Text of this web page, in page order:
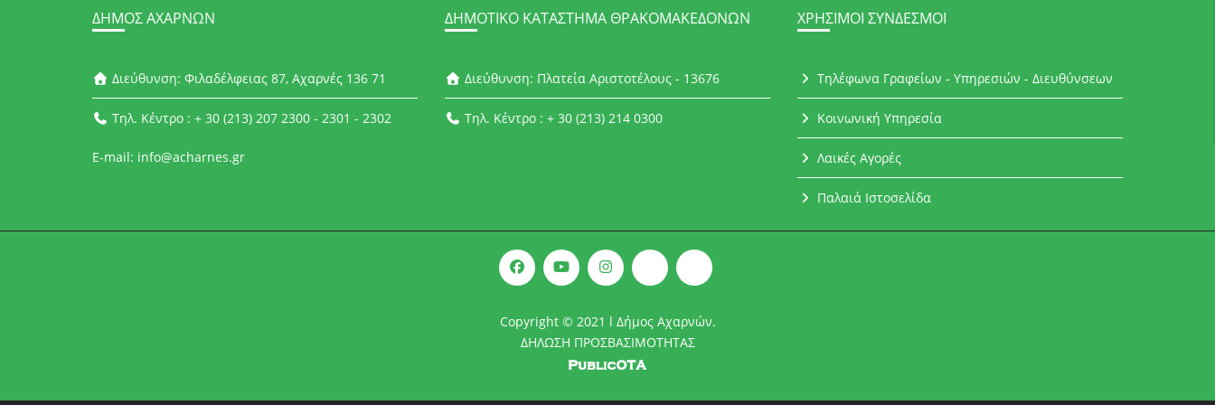
ΔΉΜΟΣ ΑΧΑΡΝΏΝ
Διεύθυνση: Φιλαδέλφειας 87, Αχαρνές 136 71
Τηλ. Κέντρο : + 30 (213) 207 2300 - 2301 - 2302
E-mail: info@acharnes.gr
ΔΗΜΟΤΙΚΌ ΚΑΤΆΣΤΗΜΑ ΘΡΑΚΟΜΑΚΕΔΌΝΩΝ
Διεύθυνση: Πλατεία Αριστοτέλους - 13676
Τηλ. Κέντρο : + 30 (213) 214 0300
ΧΡΉΣΙΜΟΙ ΣΎΝΔΕΣΜΟΙ
Τηλέφωνα Γραφείων - Υπηρεσιών - Διευθύνσεων
Κοινωνική Υπηρεσία
Λαικές Αγορές
Παλαιά Ιστοσελίδα
Copyright © 2021 l Δήμος Αχαρνών.
ΔΗΛΩΣΗ ΠΡΟΣΒΑΣΙΜΟΤΗΤΑΣ